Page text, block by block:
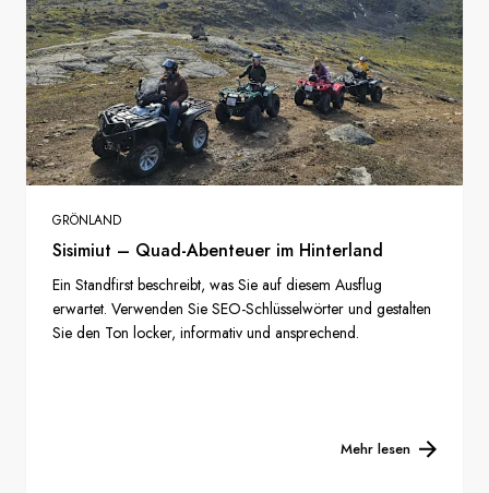
GRÖNLAND
Sisimiut – Quad-Abenteuer im Hinterland
Ein Standfirst beschreibt, was Sie auf diesem Ausflug
erwartet. Verwenden Sie SEO-Schlüsselwörter und gestalten
Sie den Ton locker, informativ und ansprechend.
Mehr lesen